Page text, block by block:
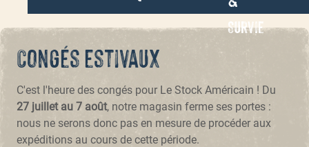
Survie
Congés estivaux
C'est l'heure des congés pour Le Stock Américain ! Du
27 juillet au 7 août, notre magasin ferme ses portes :
nous ne serons donc pas en mesure de procéder aux
expéditions au cours de cette période.